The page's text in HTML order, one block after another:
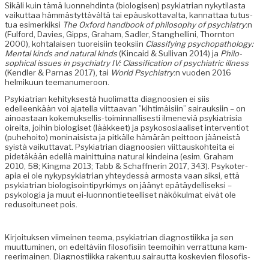
Sikäli kuin tämä luon­nehd­in­ta (biol­o­gisen) psyki­a­tri­an nykyti­las­ta
vaikut­taa häm­mästyt­tävältä tai epäuskot­taval­ta, kan­nat­taa tutus­
tua esimerkik­si The Oxford hand­book of phi­los­o­phy of psy­chi­a­try:n
(Ful­ford, Davies, Gipps, Gra­ham, Sadler, Stanghelli­ni, Thorn­ton
2000), kohta­laisen tuor­eisi­in teok­si­in Clas­si­fy­ing psy­chopathol­o­gy:
Men­tal kinds and nat­ur­al kinds(Kin­caid & Sul­li­van 2014) ja Philo­
soph­i­cal issues in psy­chi­a­try IV: Clas­si­fi­ca­tion of psy­chi­atric ill­ness
(Kendler & Par­nas 2017), tai World Psy­chi­a­try:n vuo­den 2016
helmiku­un teemanumeroon.
Psyki­a­tri­an kehi­tyk­ses­tä huoli­mat­ta diag­noosien ei siis
edelleenkään voi ajatel­la viit­taa­van ”kih­timäisi­in” sairauk­si­in – on
ain­oas­taan koke­muk­sel­lis-toimin­nal­lis­es­ti ilmeneviä psyki­a­trisia
oire­i­ta, joi­hin biol­o­giset (lääk­keet) ja psykososi­aaliset inter­ven­tiot
(puhe­hoito) mon­i­nai­sista ja pitkälle hämärän peit­toon jääneistä
syistä vaikut­ta­vat. Psyki­a­tri­an diag­noosien viit­tausko­htei­ta ei
pide­täkään edel­lä mainit­tuina nat­ur­al kindeina (esim. Gra­ham
2010, 58; King­ma 2013; Tabb & Schaffner­in 2017, 343). Psykoter­
apia ei ole nykyp­syki­a­tri­an yhtey­dessä armos­ta vaan sik­si, että
psyki­a­tri­an biol­o­gisoin­tipyrkimys on jäänyt epätäy­del­lisek­si –
psykolo­gia ja muut ei-luon­non­ti­eteel­liset näkökul­mat eivät ole
redu­soituneet pois.
Kir­joituk­sen viimeinen teema, psyki­a­tri­an diag­nos­ti­ik­ka ja sen
muut­tumi­nen, on edeltävi­in filosofisi­in teemoi­hin ver­rat­tuna kam­
reer­i­mainen. Diag­nos­ti­ik­ka rak­en­tuu sairaut­ta koske­vien filosofis­